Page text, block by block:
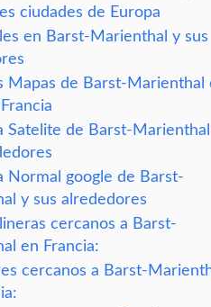
ciudades de Europa
en Barst-Marienthal y sus
Mapas de Barst-Marienthal
Satelite de Barst-
Normal google de Barst-
y sus alrededores
cercanos a Barst-
en Francia:
cercanos a Barst-